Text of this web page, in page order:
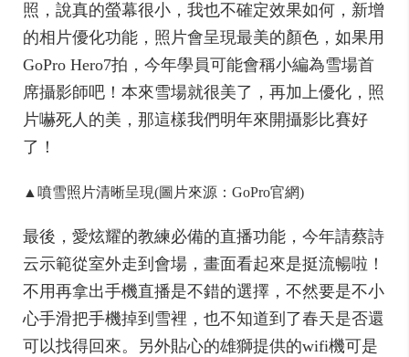
照，說真的螢幕很小，我也不確定效果如何，新增
的相片優化功能，照片會呈現最美的顏色，如果用
GoPro Hero7拍，今年學員可能會稱小編為雪場首
席攝影師吧！本來雪場就很美了，再加上優化，照
片嚇死人的美，那這樣我們明年來開攝影比賽好
了！
▲噴雪照片清晰呈現(圖片來源：GoPro官網)
最後，愛炫耀的教練必備的直播功能，今年請蔡詩
云示範從室外走到會場，畫面看起來是挺流暢啦！
不用再拿出手機直播是不錯的選擇，不然要是不小
心手滑把手機掉到雪裡，也不知道到了春天是否還
可以找得回來。另外貼心的雄獅提供的wifi機可是